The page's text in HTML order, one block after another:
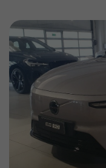
Promozioni
Assistenza
Novità Sui Nostri
Lavora Con Noi